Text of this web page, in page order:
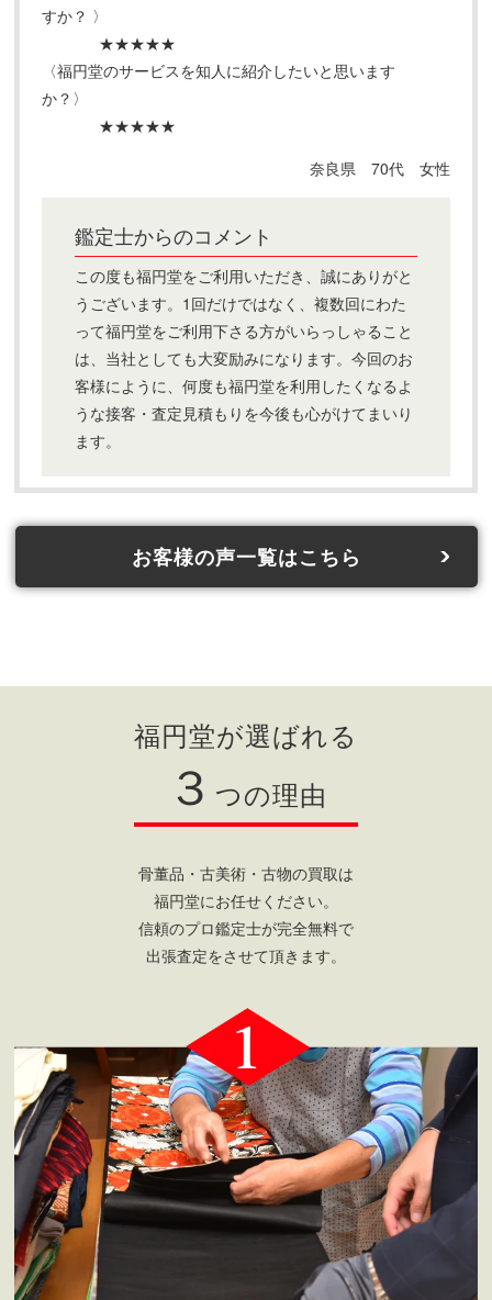
すか？ 〉
★★★★★
〈福円堂のサービスを知人に紹介したいと思います
か？〉
★★★★★
奈良県 70代 女性
鑑定士からのコメント
この度も福円堂をご利用いただき、誠にありがと
うございます。1回だけではなく、複数回にわた
って福円堂をご利用下さる方がいらっしゃること
は、当社としても大変励みになります。今回のお
客様にように、何度も福円堂を利用したくなるよ
うな接客・査定見積もりを今後も心がけてまいり
ます。
お客様の声一覧はこちら
福円堂が選ばれる
３ つの理由
骨董品・古美術・古物の買取は
福円堂にお任せください。
信頼のプロ鑑定士が完全無料で
出張査定をさせて頂きます。